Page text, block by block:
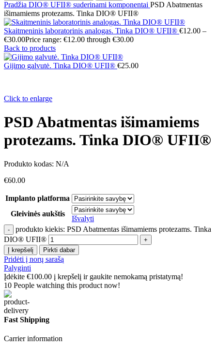
Pradžia DIO® UFII® suderinami komponentai PSD Abatmentas
išimamiems protezams. Tinka DIO® UFII®
Skaitmeninis laboratorinis analogas. Tinka DIO® UFII® €12.00 –
€30.00Price range: €12.00 through €30.00
Back to products
Gijimo galvutė. Tinka DIO® UFII® €25.00
Click to enlarge
PSD Abatmentas išimamiems
protezams. Tinka DIO® UFII®
Produkto kodas: N/A
€60.00
Implanto platforma
Gleivinės aukštis
Išvalyti
produkto kiekis: PSD Abatmentas išimamiems protezams. Tinka
DIO® UFII®
Į krepšelį Pirkti dabar
Pridėti į norų sarašą
Palyginti
Įdėkite €100.00 į krepšelį ir gaukite nemokamą pristatymą!
10 People watching this product now!
Fast Shipping
Carrier information